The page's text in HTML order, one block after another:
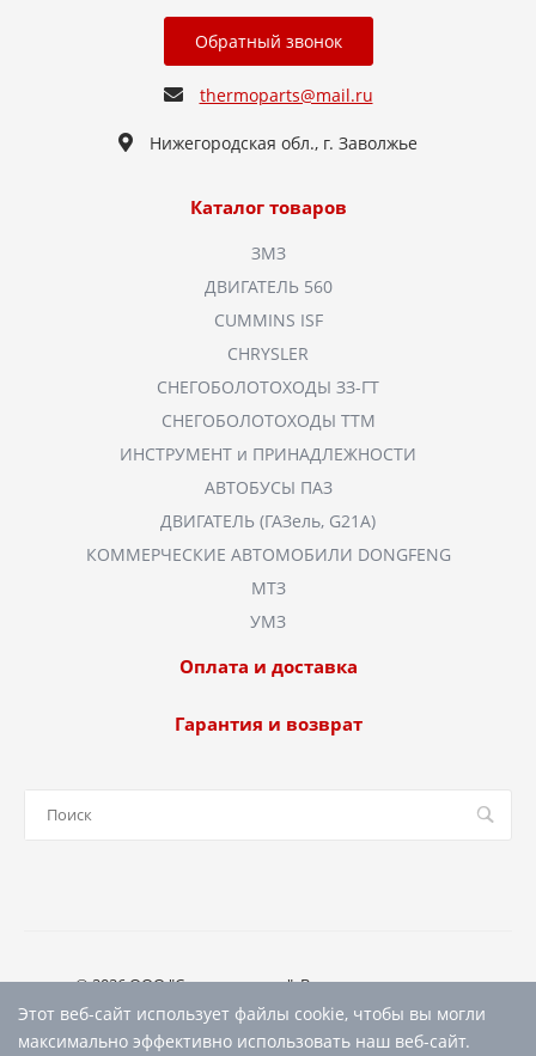
Обратный звонок
thermoparts@mail.ru
Нижегородская обл., г. Заволжье
Каталог товаров
ЗМЗ
ДВИГАТЕЛЬ 560
CUMMINS ISF
CHRYSLER
СНЕГОБОЛОТОХОДЫ ЗЗ-ГТ
СНЕГОБОЛОТОХОДЫ ТТМ
ИНСТРУМЕНТ и ПРИНАДЛЕЖНОСТИ
АВТОБУСЫ ПАЗ
ДВИГАТЕЛЬ (ГАЗель, G21A)
КОММЕРЧЕСКИЕ АВТОМОБИЛИ DONGFENG
МТЗ
УМЗ
Оплата и доставка
Гарантия и возврат
© 2026 ООО "Спецтрансавто", Все права защищены
СозданоР52.РУ
Этот веб-сайт использует файлы cookie, чтобы вы могли
максимально эффективно использовать наш веб-сайт.